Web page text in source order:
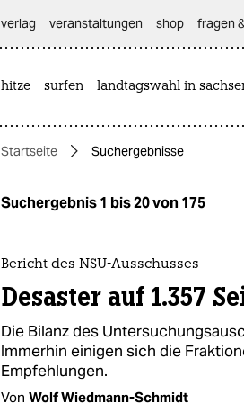
themen
politik
gesellschaft
kultur
sport
verlag
veranstaltungen shop fragen
hitze surfen landtagswahl in
Startseite Suchergebnisse
Suchergebnis 1 bis 20 von 175
Bericht des NSU-Ausschusses
Desaster auf 1.357
Die Bilanz des
Immerhin einigen sich die
Empfehlungen.
Von Wolf Wiedmann-Schmidt